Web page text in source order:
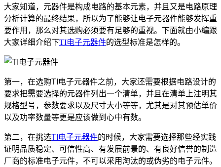
大家知道，元器件是构成电路的基本元素，并且又是电路原理
分析计算的最终结果，所以为了能够让电子元器件能够发挥重
要作用，那么对其选购必须要有足够的重视。下面就由小编跟
大家详细介绍下TI电子元器件的选型标准是怎样的。
第一，在选购TI电子元器件之前，大家还需要根据电路设计的
要求把需要选择的元器件列出一个清单，并且在清单上注明其
规格型号，参数要求以及尺寸大小等等，尤其是对其预估单价
以及功率数量等更是应该做到心中有数。
第二，在挑选TI电子元器件的时候，大家需要选择那些经实践
证明品质稳定、可信性高、有发展前景的、有良好信誉的制造
厂商的标准电子元件，不可以采用淘汰的或伪劣的电子元件。